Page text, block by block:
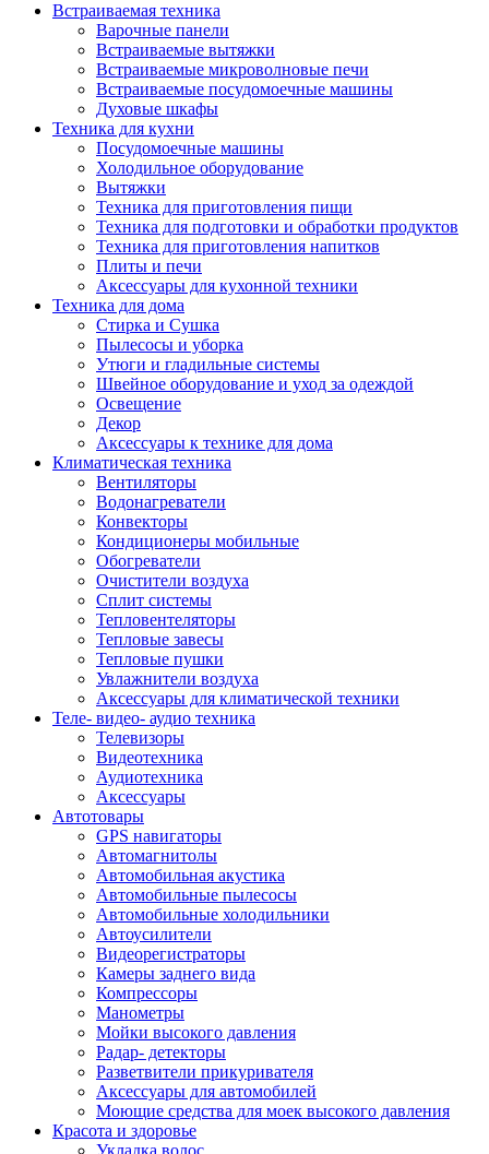
Встраиваемая техника
Варочные панели
Встраиваемые вытяжки
Встраиваемые микроволновые печи
Встраиваемые посудомоечные машины
Духовые шкафы
Техника для кухни
Посудомоечные машины
Холодильное оборудование
Вытяжки
Техника для приготовления пищи
Техника для подготовки и обработки продуктов
Техника для приготовления напитков
Плиты и печи
Аксессуары для кухонной техники
Техника для дома
Стирка и Сушка
Пылесосы и уборка
Утюги и гладильные системы
Швейное оборудование и уход за одеждой
Освещение
Декор
Аксессуары к технике для дома
Климатическая техника
Вентиляторы
Водонагреватели
Конвекторы
Кондиционеры мобильные
Обогреватели
Очистители воздуха
Сплит системы
Тепловентеляторы
Тепловые завесы
Тепловые пушки
Увлажнители воздуха
Аксессуары для климатической техники
Теле- видео- аудио техника
Телевизоры
Видеотехника
Аудиотехника
Аксессуары
Автотовары
GPS навигаторы
Автомагнитолы
Автомобильная акустика
Автомобильные пылесосы
Автомобильные холодильники
Автоусилители
Видеорегистраторы
Камеры заднего вида
Компрессоры
Манометры
Мойки высокого давления
Радар- детекторы
Разветвители прикуривателя
Аксессуары для автомобилей
Моющие средства для моек высокого давления
Красота и здоровье
Укладка волос